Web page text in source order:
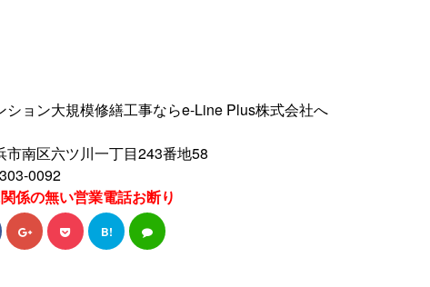
ション大規模修繕工事ならe-Line Plus株式会社へ
市南区六ツ川一丁目243番地58
0092
係の無い営業電話お断り
B!